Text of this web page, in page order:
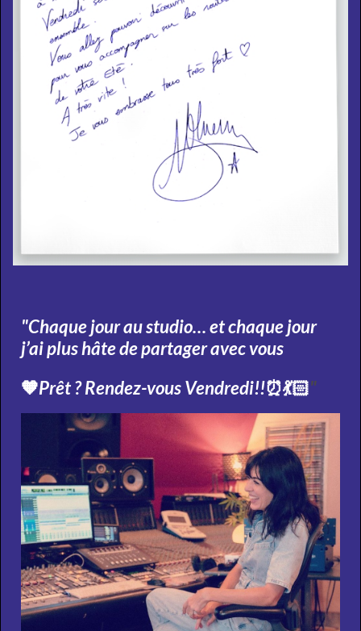
"Chaque jour au studio… et chaque jour
j’ai plus hâte de partager avec vous
🧡Prêt ? Rendez-vous Vendredi!!⏰💃🏻"